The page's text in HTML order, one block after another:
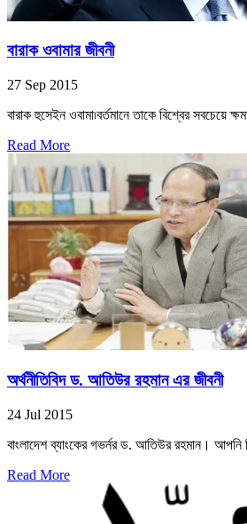
বারাক ওবামার জীবনী
27 Sep 2015
বারাক হুসেইন ওবামা৷বর্তমানে তাকে বিশ্বের
Read More
অর্থনীতিবিদ ড. আতিউর রহমান এর জীবনী
24 Jul 2015
বাংলাদেশ ব্যাংকের গভর্নর ড. আতিউর রহমান। আপনি
Read More